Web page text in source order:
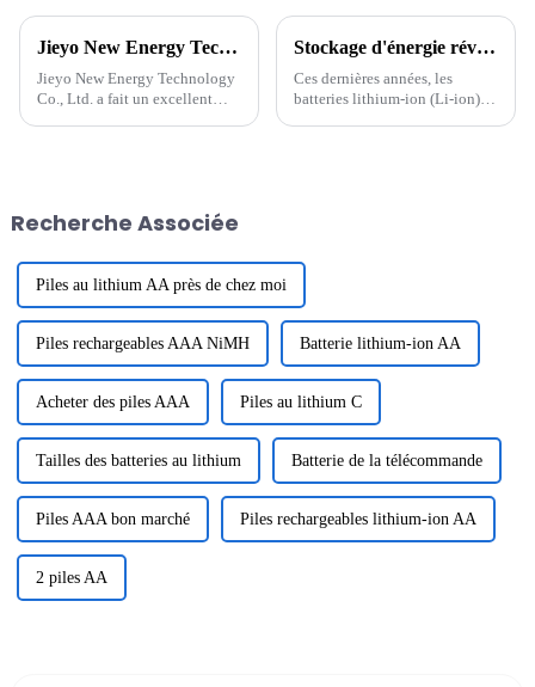
Jieyo New Energy Technology Co., Ltd. a expédié 500 batteries de stockage d'énergie de 3 kW
Jieyo New Energy Technology
Co., Ltd. a fait un excellent
batterie à tige de traction est
Stockage d'énergie révolutionnaire : l'avenir des batteries lithium-ion
Ces dernières années, les
batteries lithium-ion (Li-ion)
Recherche Associée
Piles au lithium AA près de chez moi
Piles rechargeables AAA NiMH Batterie lithium-ion AA
Acheter des piles AAA Piles au lithium C
Tailles des batteries au lithium Batterie de la télécommande
Piles AAA bon marché Piles rechargeables lithium-ion AA
2 piles AA